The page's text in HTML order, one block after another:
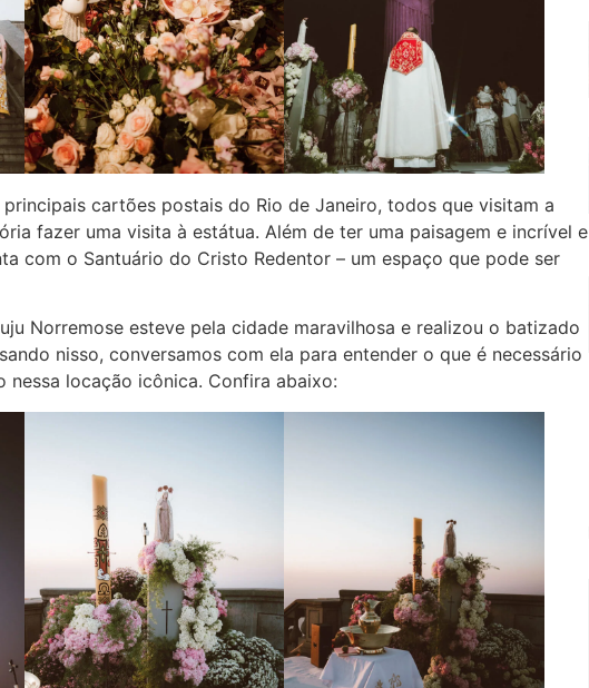
cartões postais do Rio de Janeiro, todos que visitam a
fazer uma visita à estátua. Além de ter uma paisagem e incrível e
com o Santuário do Cristo Redentor – um espaço que pode ser
Norremose esteve pela cidade maravilhosa e realizou o batizado
nisso, conversamos com ela para entender o que é necessário
nessa locação icônica. Confira abaixo: